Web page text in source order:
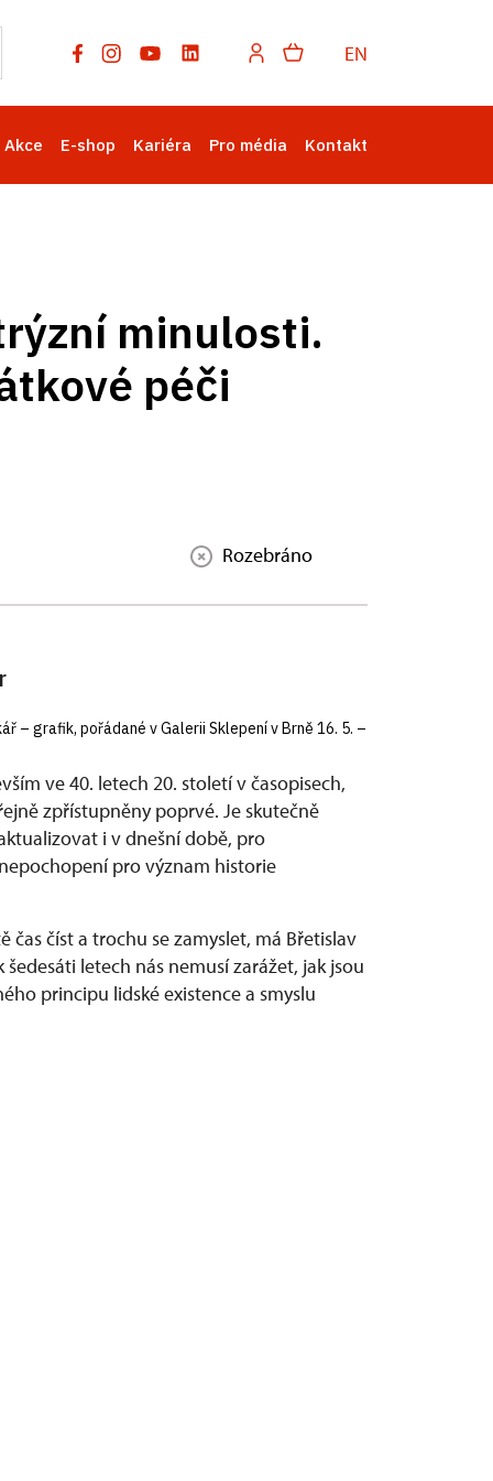
EN
Akce E-shop Kariéra Pro média Kontakt
minulosti.
péči
Rozebráno
grafik, pořádané v Galerii Sklepení v Brně 16. 5. –
ve 40. letech 20. století v časopisech,
zpřístupněny poprvé. Je skutečně
i v dnešní době, pro
pro význam historie
čas číst a trochu se zamyslet, má Břetislav
letech nás nemusí zarážet, jak jsou
principu lidské existence a smyslu